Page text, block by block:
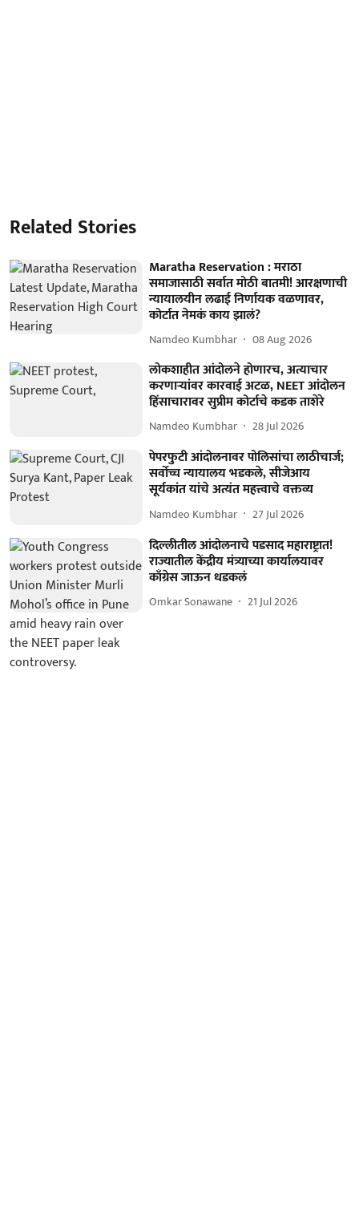
Related Stories
Maratha Reservation : मराठा
समाजासाठी सर्वात मोठी बातमी! आरक्षणाची
न्यायालयीन लढाई निर्णायक वळणावर,
कोर्टात नेमकं काय झालं?
Namdeo Kumbhar 08 Aug 2026
लोकशाहीत आंदोलने होणारच, अत्याचार
करणाऱ्यांवर कारवाई अटळ, NEET आंदोलन
हिंसाचारावर सुप्रीम कोर्टाचे कडक ताशेरे
Namdeo Kumbhar 28 Jul 2026
पेपरफुटी आंदोलनावर पोलिसांचा लाठीचार्ज;
सर्वोच्च न्यायालय भडकले, सीजेआय
सूर्यकांत यांचे अत्यंत महत्त्वाचे वक्तव्य
Namdeo Kumbhar 27 Jul 2026
दिल्लीतील आंदोलनाचे पडसाद महाराष्ट्रात!
राज्यातील केंद्रीय मंत्र्याच्या कार्यालयावर
काँग्रेस जाऊन धडकलं
Omkar Sonawane 21 Jul 2026